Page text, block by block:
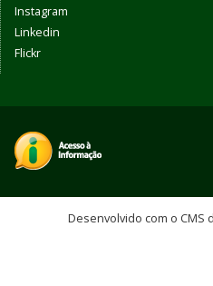
Instagram
Linkedin
Flickr
Desenvolvido com o CMS